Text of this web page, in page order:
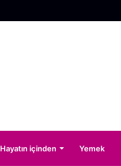
Hayatın içinden Yemek